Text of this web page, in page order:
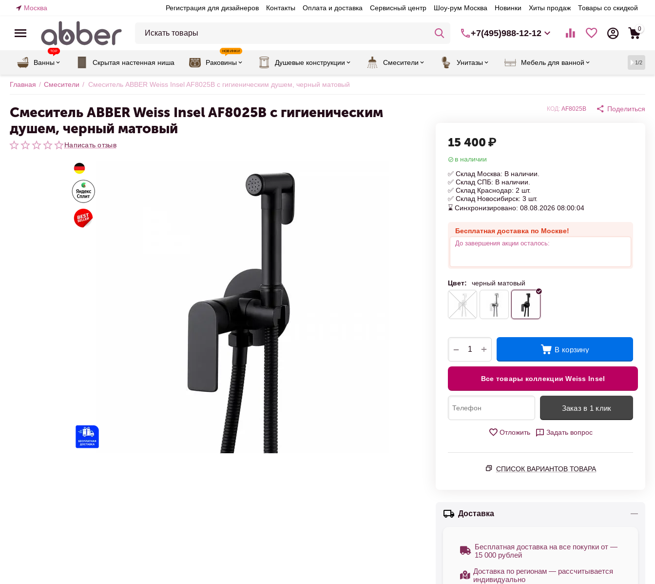
Москва Регистрация для дизайнеров Контакты Оплата и доставка Сервисный центр Шоу-рум Москва Новинки Хиты продаж Товары со скидкой
+7(495)988-12-12 0
Ванны
TOP
Скрытая настенная ниша Раковины
НОВИНКИ
Душевые конструкции Смесители Унитазы Мебель для ванной 1/2
Главная / Смесители / Смеситель ABBER Weiss Insel AF8025B с гигиеническим душем, черный матовый
Смеситель ABBER Weiss Insel AF8025B с гигиеническим
душем, черный матовый
Написать отзыв
КОД: AF8025B Поделиться
15 400 ₽
в наличии
✅ Склад Москва: В наличии.
✅ Склад СПБ: В наличии.
✅ Склад Краснодар: 2 шт.
✅ Склад Новосибирск: 3 шт.
⌛ Синхронизировано: 08.08.2026 08:00:04
Бесплатная доставка по Москве!
До завершения акции осталось:
Цвет: черный матовый
+
− В корзину
Все товары коллекции Weiss Insel
Заказ в 1 клик
Отложить Задать вопрос
СПИСОК ВАРИАНТОВ ТОВАРА
Доставка
Бесплатная доставка на все покупки от —
15 000 рублей
Доставка по регионам — рассчитывается
индивидуально